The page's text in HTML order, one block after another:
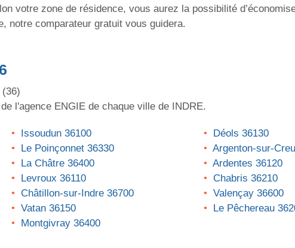
votre zone de résidence, vous aurez la possibilité
notre comparateur gratuit vous guidera.
(36)
l'agence ENGIE de chaque ville de INDRE.
Issoudun 36100
Déols 36130
Le Poinçonnet 36330
Argenton-sur-
La Châtre 36400
Ardentes 36120
Levroux 36110
Chabris 36210
Châtillon-sur-Indre 36700
Valençay 36600
Vatan 36150
Le Pêchereau
Montgivray 36400